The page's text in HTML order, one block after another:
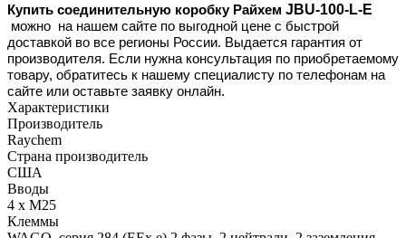
Купить соединительную коробку Райхем JBU-100-L-E
можно на нашем сайте по выгодной цене с быстрой
доставкой во все регионы России. Выдается гарантия от
производителя. Если нужна консультация по приобретаемому
товару, обратитесь к нашему специалисту по телефонам на
сайте или оставьте заявку онлайн.
Характеристики
Производитель
Raychem
Страна производитель
США
Вводы
4 х М25
Клеммы